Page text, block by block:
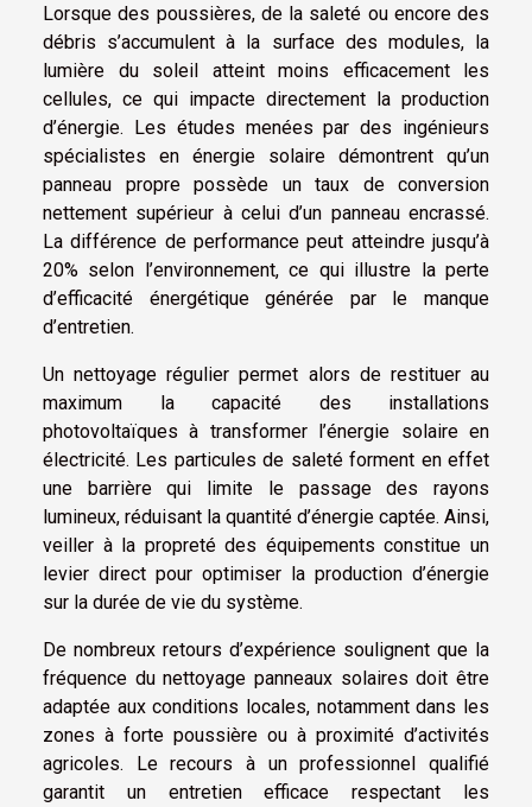
Lorsque des poussières, de la saleté ou encore des
débris s’accumulent à la surface des modules, la
lumière du soleil atteint moins efficacement les
cellules, ce qui impacte directement la production
d’énergie. Les études menées par des ingénieurs
spécialistes en énergie solaire démontrent qu’un
panneau propre possède un taux de conversion
nettement supérieur à celui d’un panneau encrassé.
La différence de performance peut atteindre jusqu’à
20% selon l’environnement, ce qui illustre la perte
d’efficacité énergétique générée par le manque
d’entretien.
Un nettoyage régulier permet alors de restituer au
maximum la capacité des installations
photovoltaïques à transformer l’énergie solaire en
électricité. Les particules de saleté forment en effet
une barrière qui limite le passage des rayons
lumineux, réduisant la quantité d’énergie captée. Ainsi,
veiller à la propreté des équipements constitue un
levier direct pour optimiser la production d’énergie
sur la durée de vie du système.
De nombreux retours d’expérience soulignent que la
fréquence du nettoyage panneaux solaires doit être
adaptée aux conditions locales, notamment dans les
zones à forte poussière ou à proximité d’activités
agricoles. Le recours à un professionnel qualifié
garantit un entretien efficace respectant les